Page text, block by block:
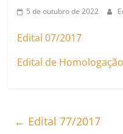
5 de outubro de 2022
Edital 07/2017
Edital de Homologação
← Edital 77/2017